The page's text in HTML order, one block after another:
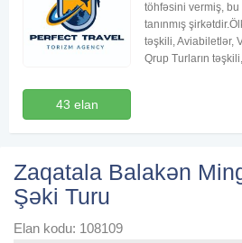
43 elan
töhfəsini vermiş,
tanınmış
təşkili, Aviabiletlər,
Qrup Turların
Zaqatala Balakən
Şəki Turu
Elan kodu: 108109